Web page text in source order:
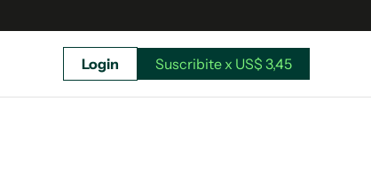
Login Suscribite x US$ 3,45